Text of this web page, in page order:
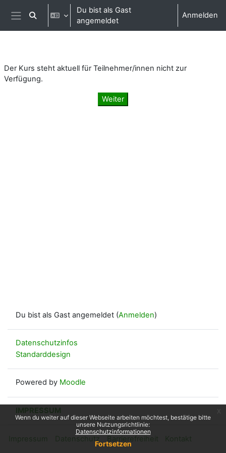
Zum Hauptinhalt
Wenn du weiter auf dieser Webseite arbeiten möchtest, bestätige bitte
unsere Nutzungsrichtlinie:
Datenschutzinformationen
Fortsetzen
Website-Übersicht
Sucheingabe umschalten
Du bist als Gast
angemeldet
Anmelden
Der Kurs steht aktuell für Teilnehmer/innen nicht zur
Verfügung.
Weiter
Du bist als Gast angemeldet (Anmelden)
Datenschutzinfos
Standarddesign
Powered by Moodle
IMPRESSUM
Impressum Datenschutz Barrierefreiheit Kontakt